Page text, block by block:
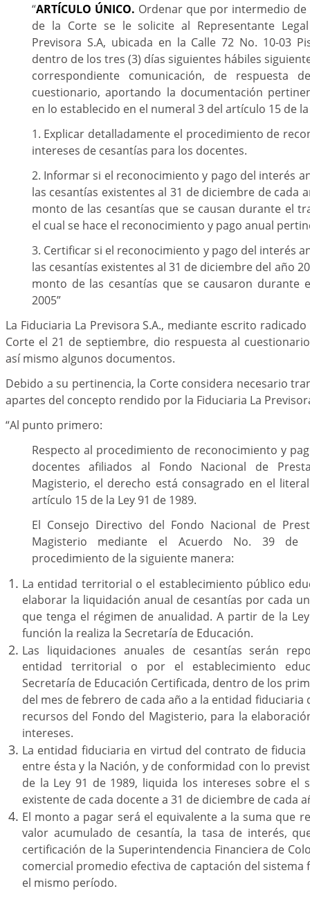
“ARTÍCULO ÚNICO. Ordenar que por intermedio de
de la Corte se le solicite al Representante
Previsora S.A, ubicada en la Calle 72 No. 10-03
dentro de los tres (3) días siguientes hábiles
correspondiente comunicación, de respuesta
cuestionario, aportando la documentación
en lo establecido en el numeral 3 del artículo 15 de la
1. Explicar detalladamente el procedimiento de
intereses de cesantías para los docentes.
2. Informar si el reconocimiento y pago del interés
las cesantías existentes al 31 de diciembre de cada
monto de las cesantías que se causan durante el
el cual se hace el reconocimiento y pago anual
3. Certificar si el reconocimiento y pago del interés
las cesantías existentes al 31 de diciembre del año
monto de las cesantías que se causaron durante
2005”
La Fiduciaria La Previsora S.A., mediante escrito
Corte el 21 de septiembre, dio respuesta al
así mismo algunos documentos.
Debido a su pertinencia, la Corte considera necesario
apartes del concepto rendido por la Fiduciaria La
“Al punto primero:
Respecto al procedimiento de reconocimiento y
docentes afiliados al Fondo Nacional de
Magisterio, el derecho está consagrado en el
artículo 15 de la Ley 91 de 1989.
El Consejo Directivo del Fondo Nacional de
Magisterio mediante el Acuerdo No. 39 de
procedimiento de la siguiente manera:
La entidad territorial o el establecimiento público
elaborar la liquidación anual de cesantías por cada
que tenga el régimen de anualidad. A partir de la
función la realiza la Secretaría de Educación.
Las liquidaciones anuales de cesantías serán
entidad territorial o por el establecimiento
Secretaría de Educación Certificada, dentro de los
del mes de febrero de cada año a la entidad fiduciaria
recursos del Fondo del Magisterio, para la
intereses.
La entidad fiduciaria en virtud del contrato de
entre ésta y la Nación, y de conformidad con lo
de la Ley 91 de 1989, liquida los intereses sobre el
existente de cada docente a 31 de diciembre de cada
El monto a pagar será el equivalente a la suma que
valor acumulado de cesantía, la tasa de interés,
certificación de la Superintendencia Financiera de
comercial promedio efectiva de captación del
el mismo período.